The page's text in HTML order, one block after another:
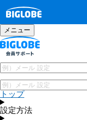
メニュー
トップ
設定方法